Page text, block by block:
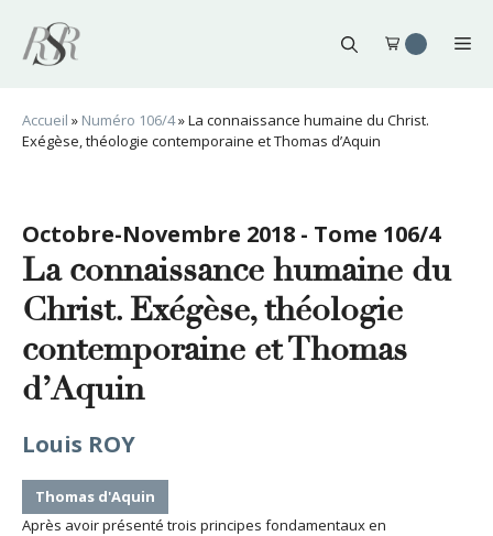
contenu
Accueil » Numéro 106/4»La connaissance humaine du Christ.
Exégèse, théologie contemporaine et Thomas d’Aquin
Octobre-Novembre 2018 - Tome 106/4
La connaissance humaine du
Christ. Exégèse, théologie
contemporaine et Thomas
d’Aquin
Louis ROY
Thomas d'Aquin
Après avoir présenté trois principes fondamentaux en